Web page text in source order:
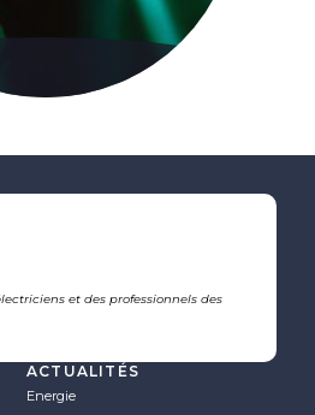
et des professionnels des
ACTUALITÉS
Energie